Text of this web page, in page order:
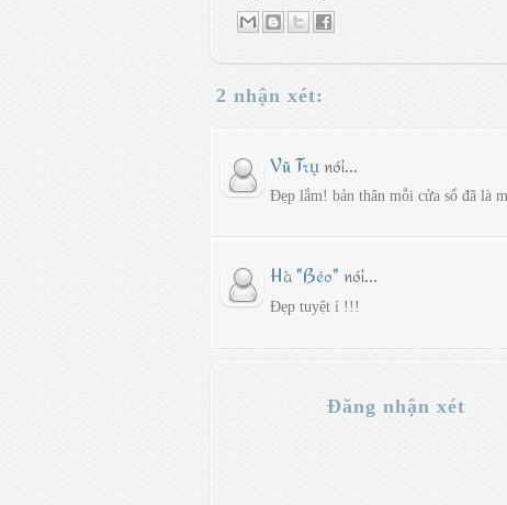
2 nhận xét:
Vũ Trụ nói...
Đẹp lắm! bản thân mỗi cửa sổ đã là
Hà "Béo" nói...
Đẹp tuyệt í !!!
Đăng nhận xét